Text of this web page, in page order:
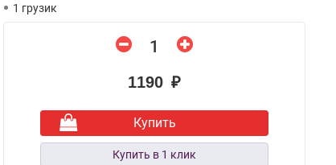
1 грузик
1190 ₽
Купить